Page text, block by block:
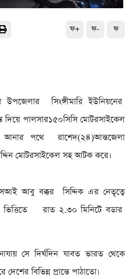
ফ+ ফ- ফ
সিংঙ্গীমারি ইউনিয়নের
দিয়ে পালসার১৫০সিসি মোটরসাইকেল
আনার পথে রাশেদ(২৪)আন্তজেলা
মোটরসাইকেল সহ আটক করে।
এসআই আবু বক্কর সিদ্দিক এর নেতৃত্বে
ভিত্তিতে রাত ২.৩০ মিনিটে বডার
সে দির্ঘদিন যাবত ভারত থেকে
বিভিন্ন প্রান্তে পাঠাতো।